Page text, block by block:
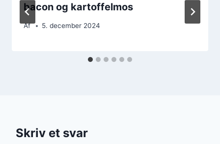
bacon og kartoffelmos
Af 5. december 2024
Skriv et svar